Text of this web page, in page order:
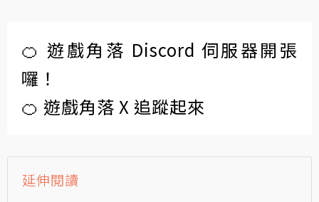
🍊 遊戲角落 Discord 伺服器開張
囉！
🍊 遊戲角落 X 追蹤起來
延伸閱讀